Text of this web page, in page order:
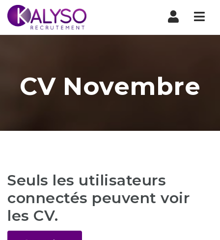
CV Novembre
Seuls les utilisateurs
connectés peuvent voir
les CV.